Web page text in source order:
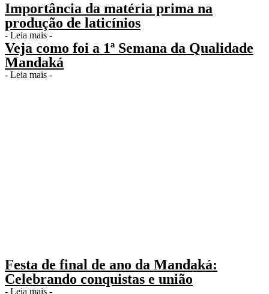
Importância da matéria prima na
produção de laticínios
- Leia mais -
Veja como foi a 1ª Semana da Qualidade
Mandaká
- Leia mais -
Festa de final de ano da Mandaká:
Celebrando conquistas e união
- Leia mais -